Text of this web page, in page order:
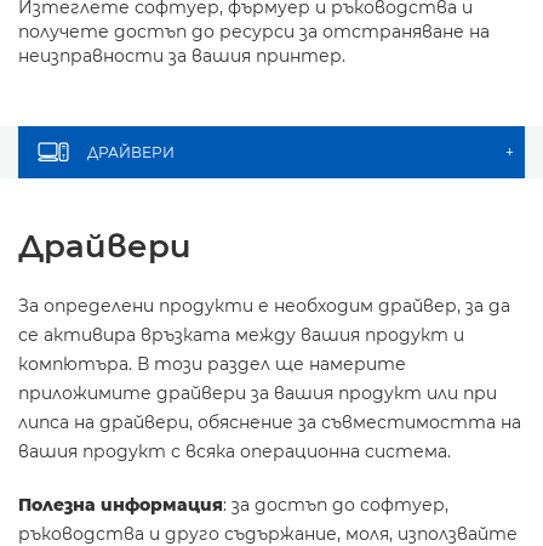
Изтеглете софтуер, фърмуер и ръководства и
получете достъп до ресурси за отстраняване на
неизправности за вашия принтер.
ДРАЙВЕРИ +
Драйвери
За определени продукти е необходим драйвер, за да
се активира връзката между вашия продукт и
компютъра. В този раздел ще намерите
приложимите драйвери за вашия продукт или при
липса на драйвери, обяснение за съвместимостта на
вашия продукт с всяка операционна система.
Полезна информация: за достъп до софтуер,
ръководства и друго съдържание, моля, използвайте